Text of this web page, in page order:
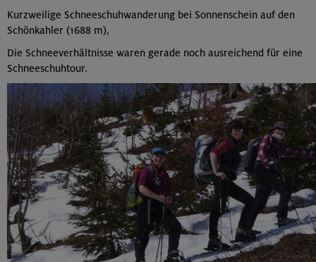
Kurzweilige Schneeschuhwanderung bei Sonnenschein auf den
Schönkahler (1688 m),
Die Schneeverhältnisse waren gerade noch ausreichend für eine
Schneeschuhtour.